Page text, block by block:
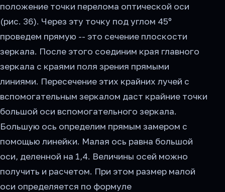
положение точки перелома оптической оси
(рис. 36). Через эту точку под углом 45º
проведем прямую -- это сечение плоскости
зеркала. После этого соединим края главного
зеркала с краями поля зрения прямыми
линиями. Пересечение этих крайних лучей с
вспомогательным зеркалом даст крайние точки
большой оси вспомогательного зеркала.
Большую ось определим прямым замером с
помощью линейки. Малая ось равна большой
оси, деленной на 1,4. Величины осей можно
получить и расчетом. При этом размер малой
оси определяется по формуле